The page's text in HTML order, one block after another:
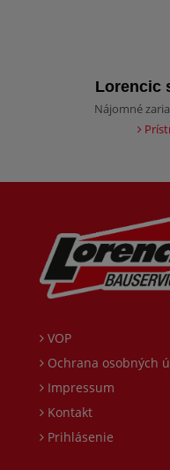
Lorencic
Nájomné
VOP
Ochrana osobných
Impressum
Kontakt
Prihlásenie